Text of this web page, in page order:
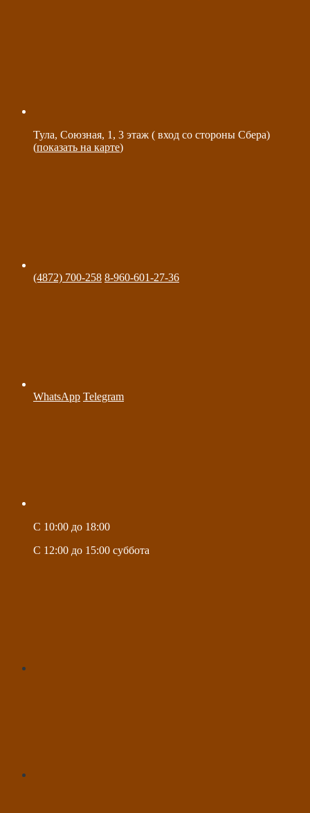
Тула, Союзная, 1, 3 этаж ( вход со стороны Сбера)
(показать на карте)
(4872) 700-258 8-960-601-27-36
WhatsApp Telegram
C 10:00 до 18:00
C 12:00 до 15:00 суббота